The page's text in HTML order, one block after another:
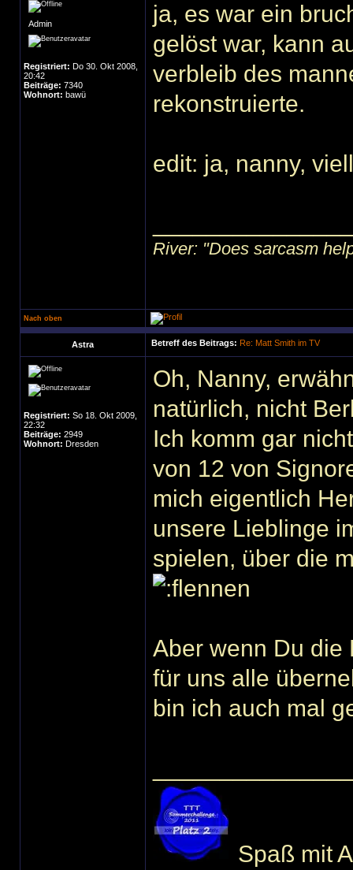
Admin
Registriert: Do 30. Okt 2008,
20:42
Beiträge: 7340
Wohnort: bawü
ja, es war ein
gelöst war, kann
verbleib des
rekonstruierte.
edit: ja, nanny,
River: "Does sarcasm
Nach oben
Astra Betreff des Beitrags: Re: Matt Smith im TV
Registriert: So 18. Okt 2009,
22:32
Beiträge: 2949
Wohnort: Dresden
Oh, Nanny,
natürlich, nicht
Ich komm gar
von 12 von
mich eigentlich
unsere Lieblinge
spielen, über die
Aber wenn Du die
für uns alle
bin ich auch mal
Spaß mit